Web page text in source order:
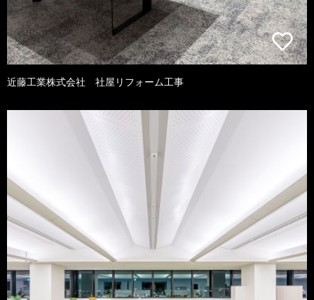
近藤工業株式会社 社屋リフォーム工事